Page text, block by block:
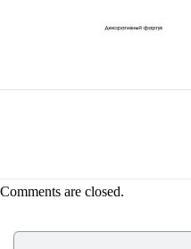
Comments are closed.